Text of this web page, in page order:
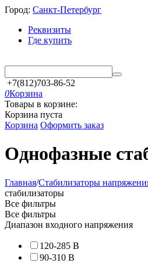
Город: Санкт-Петербург
Реквизиты
Где купить
+7(812)703-86-52
0Корзина
Товары в корзине:
Корзина пуста
Корзина Оформить заказ
Однофазные
Главная/Стабилизаторы
стабилизаторы
Все фильтры
Все фильтры
Диапазон входного напряжения
120-285 В
90-310 В